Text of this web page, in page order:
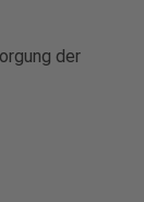
der